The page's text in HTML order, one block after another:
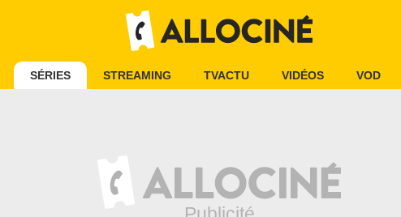
SÉRIES STREAMING TVACTU VIDÉOS VOD